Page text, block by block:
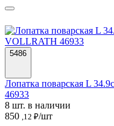
5486
Лопатка поварская L
46933
8 шт. в наличии
850 ,12 ₽/шт